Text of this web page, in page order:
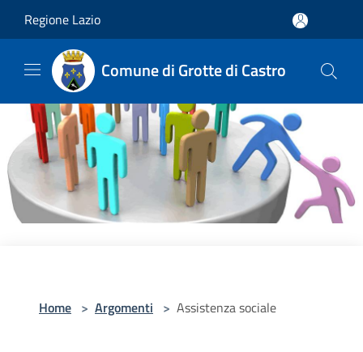
Regione Lazio
Comune di Grotte di Castro
Home > Argomenti > Assistenza sociale